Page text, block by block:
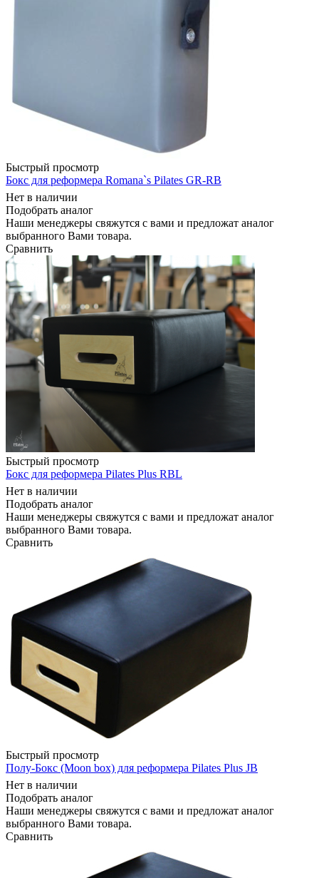
Быстрый просмотр
Бокс для реформера Romana`s Pilates GR-RB
Нет в наличии
Подобрать аналог
Наши менеджеры свяжутся с вами и предложат аналог
выбранного Вами товара.
Сравнить
Быстрый просмотр
Бокс для реформера Pilates Plus RBL
Нет в наличии
Подобрать аналог
Наши менеджеры свяжутся с вами и предложат аналог
выбранного Вами товара.
Сравнить
Быстрый просмотр
Полу-Бокс (Moon box) для реформера Pilates Plus JB
Нет в наличии
Подобрать аналог
Наши менеджеры свяжутся с вами и предложат аналог
выбранного Вами товара.
Сравнить